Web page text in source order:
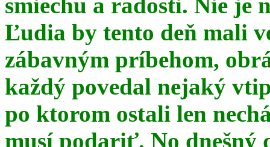
smiechu a radosti. Nie je
Ľudia by tento deň mali
zábavným príbehom,
každý povedal nejaký
po ktorom ostali len
musí podariť. No dnešný